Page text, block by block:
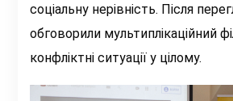
соціальну нерівність. Після
обговорили мультиплікаційний
конфліктні ситуації у цілому.